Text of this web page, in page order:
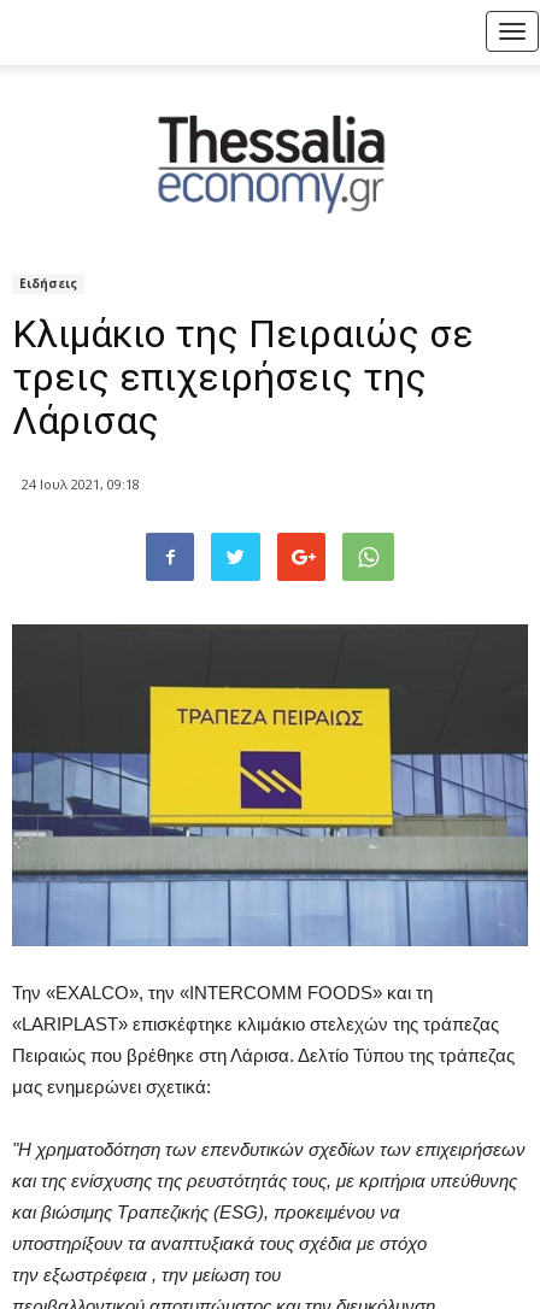
Ειδήσεις
Κλιμάκιο της Πειραιώς σε
τρεις επιχειρήσεις της
Λάρισας
24 Ιουλ 2021, 09:18
Την «EXALCO», την «INTERCOMM FOODS» και τη
«LARIPLAST» επισκέφτηκε κλιμάκιο στελεχών της τράπεζας
Πειραιώς που βρέθηκε στη Λάρισα. Δελτίο Τύπου της τράπεζας
μας ενημερώνει σχετικά:
"Η χρηματοδότηση των επενδυτικών σχεδίων των επιχειρήσεων
και της ενίσχυσης της ρευστότητάς τους, με κριτήρια υπεύθυνης
και βιώσιμης Τραπεζικής (ESG), προκειμένου να
υποστηρίξουν τα αναπτυξιακά τους σχέδια με στόχο
την εξωστρέφεια , την μείωση του